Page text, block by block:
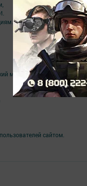
муниципальный район,
сайтом.